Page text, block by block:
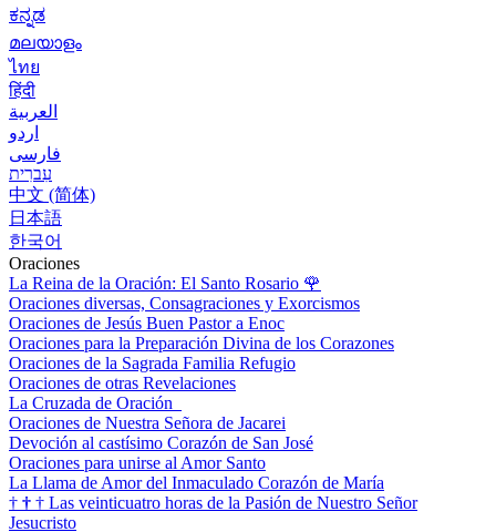
ಕನ್ನಡ
മലയാളം
ไทย
हिंदी
العربية
اردو
فارسی
עִברִית
中文 (简体)
日本語
한국어
Oraciones
La Reina de la Oración: El Santo Rosario 🌹
Oraciones diversas, Consagraciones y Exorcismos
Oraciones de Jesús Buen Pastor a Enoc
Oraciones para la Preparación Divina de los Corazones
Oraciones de la Sagrada Familia Refugio
Oraciones de otras Revelaciones
La Cruzada de Oración
Oraciones de Nuestra Señora de Jacarei
Devoción al castísimo Corazón de San José
Oraciones para unirse al Amor Santo
La Llama de Amor del Inmaculado Corazón de María
† † † Las veinticuatro horas de la Pasión de Nuestro Señor
Jesucristo